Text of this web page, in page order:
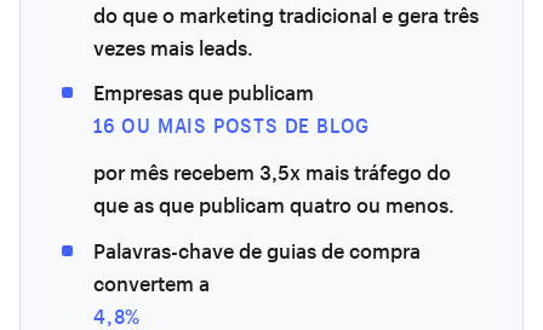
do que o marketing tradicional e gera três
vezes mais leads.
Empresas que publicam
16 OU MAIS POSTS DE BLOG
por mês recebem 3,5x mais tráfego do
que as que publicam quatro ou menos.
Palavras-chave de guias de compra
convertem a
4,8%